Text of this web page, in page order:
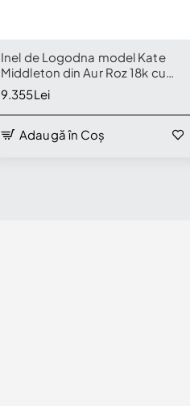
Inel de Logodna model Kate
Middleton din Aur Roz 18k cu
Diamant Negru Oval si Diamante
Incolore - model i055
9.355Lei
Adaugă în Coș